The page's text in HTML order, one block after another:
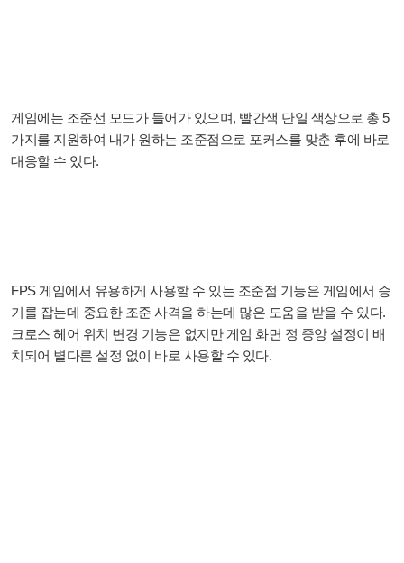
게임에는 조준선 모드가 들어가 있으며, 빨간색 단일 색상으로 총 5
가지를 지원하여 내가 원하는 조준점으로 포커스를 맞춘 후에 바로
대응할 수 있다.
FPS 게임에서 유용하게 사용할 수 있는 조준점 기능은 게임에서 승
기를 잡는데 중요한 조준 사격을 하는데 많은 도움을 받을 수 있다.
크로스 헤어 위치 변경 기능은 없지만 게임 화면 정 중앙 설정이 배
치되어 별다른 설정 없이 바로 사용할 수 있다.